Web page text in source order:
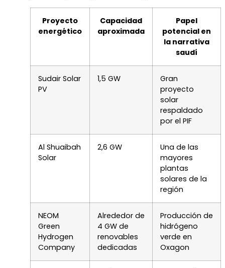
Proyecto
energético
Capacidad
aproximada
Papel
potencial en
la narrativa
saudí
Sudair Solar
PV
1,5 GW
Gran
proyecto
solar
respaldado
por el PIF
Al Shuaibah
Solar
2,6 GW
Una de las
mayores
plantas
solares de la
región
NEOM
Green
Hydrogen
Company
Alrededor de
4 GW de
renovables
dedicadas
Producción de
hidrógeno
verde en
Oxagon